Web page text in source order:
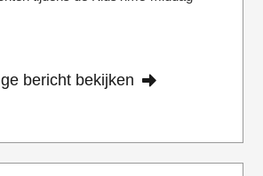
bericht bekijken